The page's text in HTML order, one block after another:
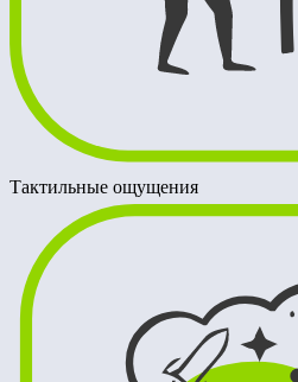
Тактильные ощущения